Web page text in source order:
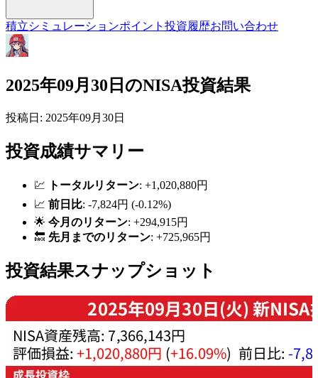
積立シミュレーションポイント投資履歴お問い合わせ
2025年09月30日のNISA投資結果
投稿日: 2025年09月30日
投資成績サマリー
💹 トータルリターン: +1,020,880円
📈 前日比: -7,824円 (-0.12%)
🌟 今月のリターン: +294,915円
🔙 先月までのリターン: +725,965円
投資結果スナップショット